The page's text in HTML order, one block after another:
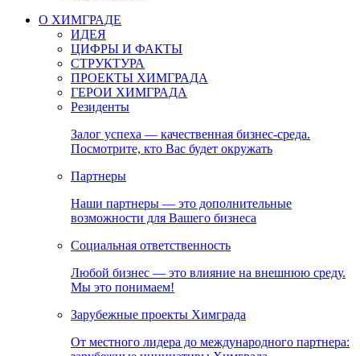
О ХИМГРАДЕ
ИДЕЯ
ЦИФРЫ И ФАКТЫ
СТРУКТУРА
ПРОЕКТЫ ХИМГРАДА
ГЕРОИ ХИМГРАДА
Резиденты
Залог успеха — качественная бизнес-среда.
Посмотрите, кто Вас будет окружать
Партнеры
Наши партнеры — это дополнительные
возможности для Вашего бизнеса
Социальная ответственность
Любой бизнес — это влияние на внешнюю среду.
Мы это понимаем!
Зарубежные проекты Химграда
От местного лидера до международного партнера: